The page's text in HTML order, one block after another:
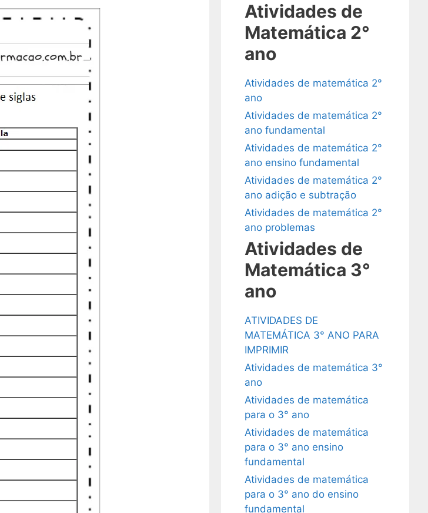
Atividades de
Matemática 2°
ano
Atividades de matemática 2°
ano
Atividades de matemática 2°
ano fundamental
Atividades de matemática 2°
ano ensino fundamental
Atividades de matemática 2°
ano adição e subtração
Atividades de matemática 2°
ano problemas
Atividades de
Matemática 3°
ano
ATIVIDADES DE
MATEMÁTICA 3° ANO PARA
IMPRIMIR
Atividades de matemática 3°
ano
Atividades de matemática
para o 3° ano
Atividades de matemática
para o 3° ano ensino
fundamental
Atividades de matemática
para o 3° ano do ensino
fundamental